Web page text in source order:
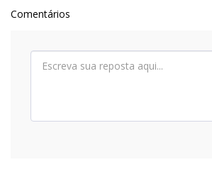
Comentários